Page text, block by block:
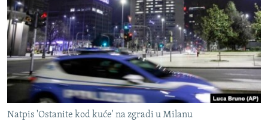
ISPRIČAJ MI
DNEVNO@RSE
SPECIJALI RSE
VIŠE OD NASLOVA
GENOCID U SREBRENICI
POPLAVE I KLIZIŠTA U BIH 2024.
PRATITE NAS
Natpis 'Ostanite kod kuće' na zgradi u Milanu